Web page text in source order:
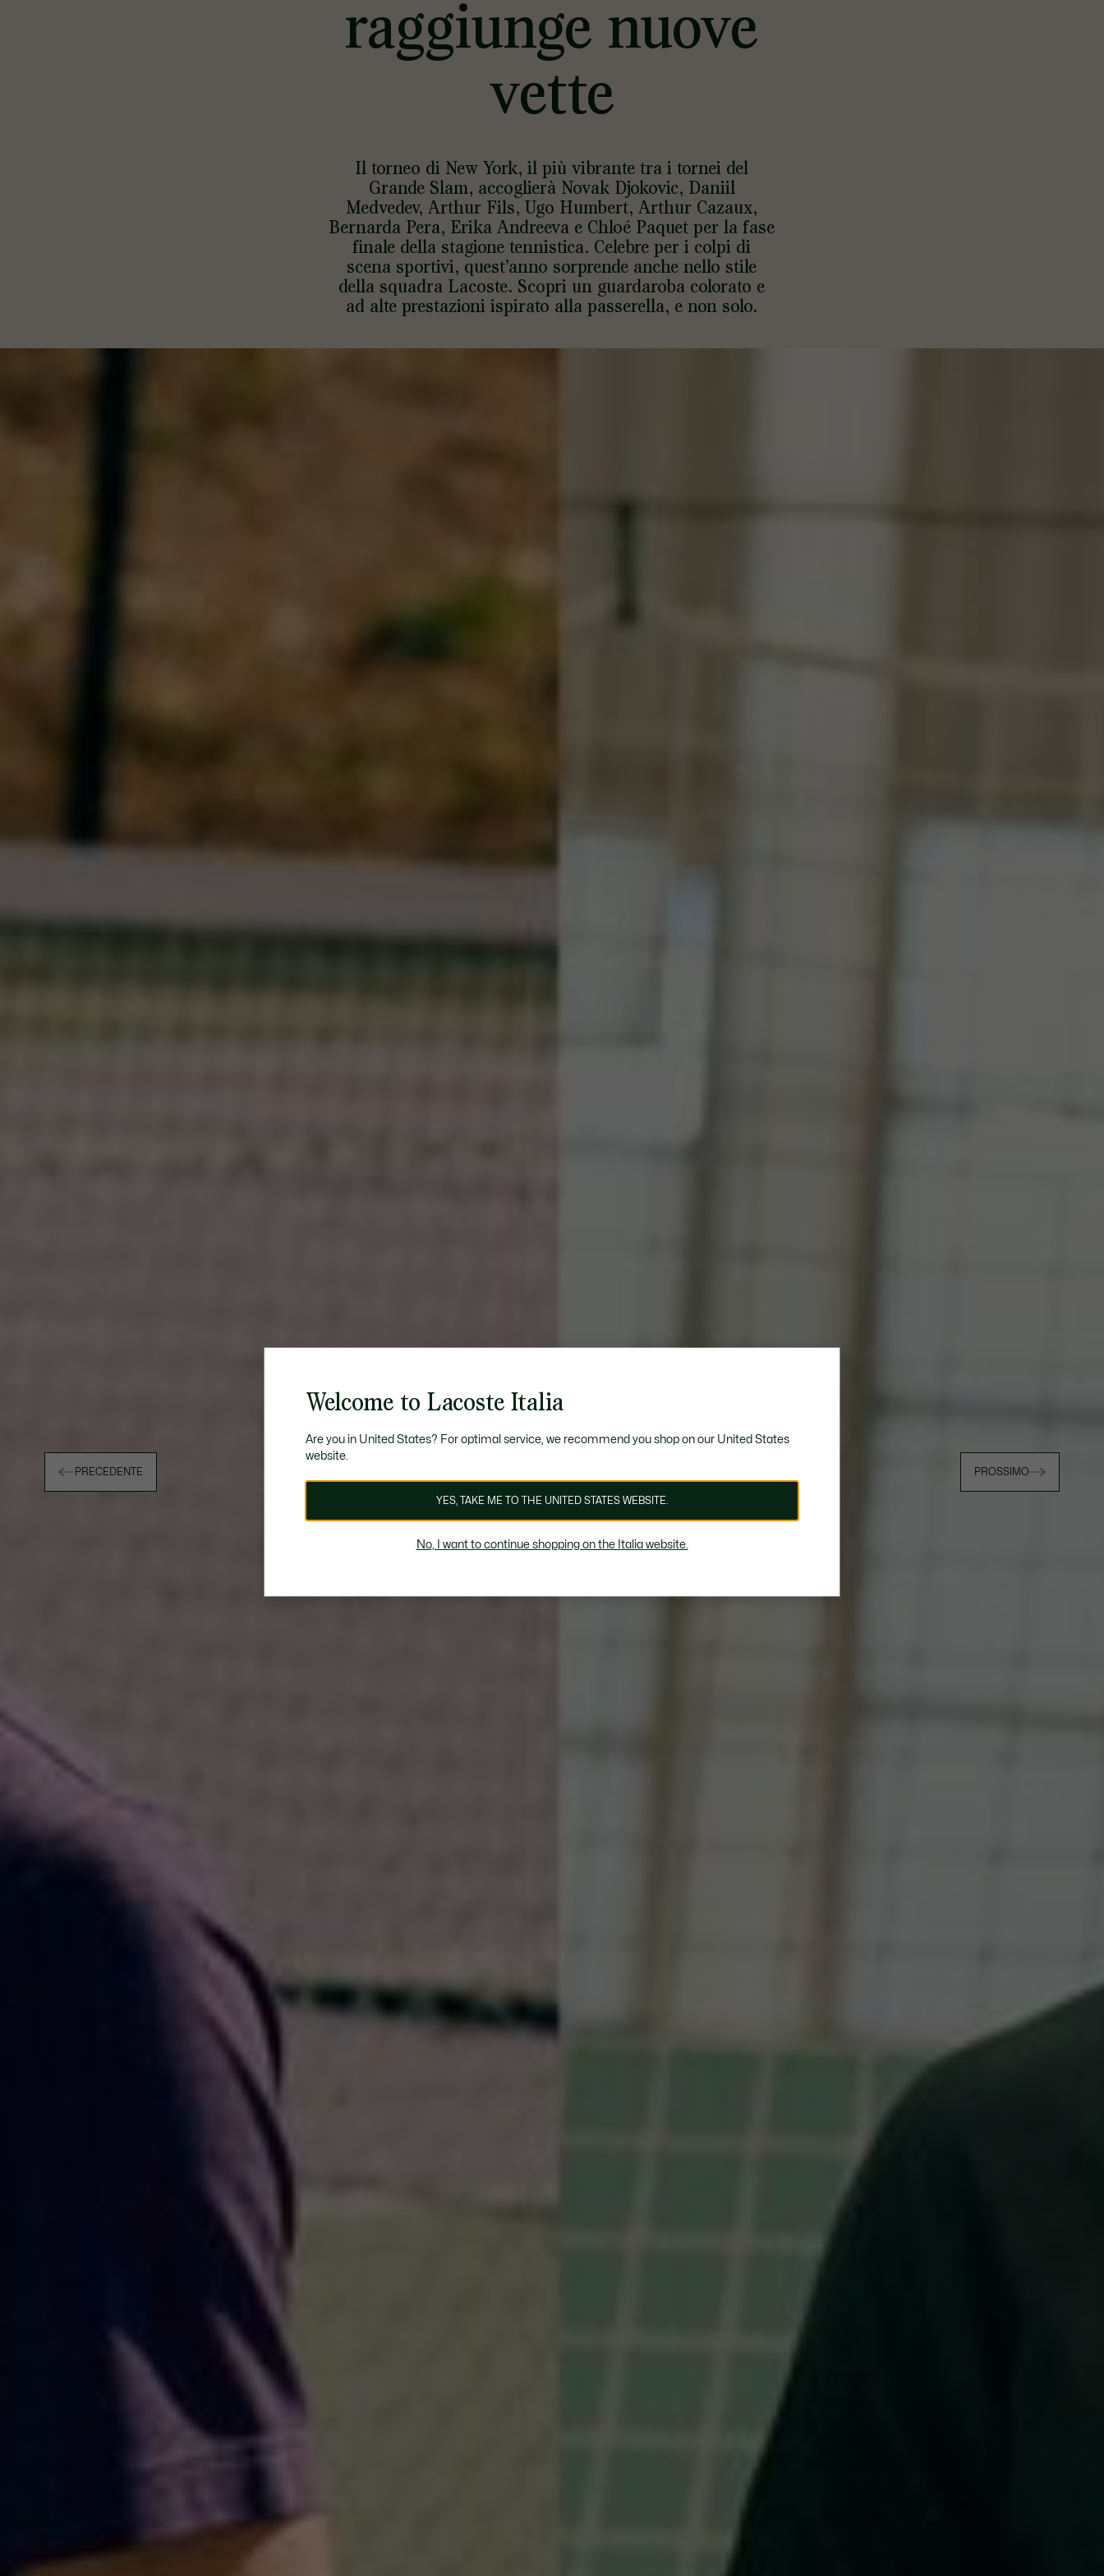
PRECEDENTE PROSSIMO
raggiunge nuove
vette
Il torneo di New York, il più vibrante tra i tornei del
Grande Slam, accoglierà Novak Djokovic, Daniil
Medvedev, Arthur Fils, Ugo Humbert, Arthur Cazaux,
Bernarda Pera, Erika Andreeva e Chloé Paquet per la fase
finale della stagione tennistica. Celebre per i colpi di
scena sportivi, quest’anno sorprende anche nello stile
della squadra Lacoste. Scopri un guardaroba colorato e
ad alte prestazioni ispirato alla passerella, e non solo.
Welcome to Lacoste Italia
Are you in United States? For optimal service, we recommend you shop on our United States
website.
YES, TAKE ME TO THE UNITED STATES WEBSITE.
No, I want to continue shopping on the Italia website.